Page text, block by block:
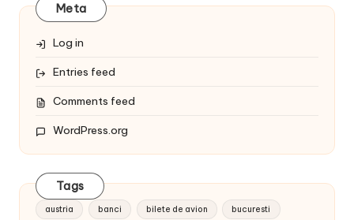
Meta
Log in
Entries feed
Comments feed
WordPress.org
Tags
austria banci bilete de avion bucuresti